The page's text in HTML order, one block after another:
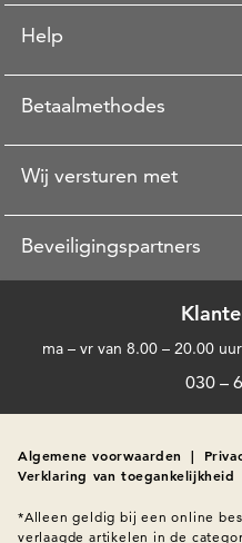
Help
Betaalmethodes
Wij versturen met
Beveiligingspartners
ma – vr van 8.00 – 20.00
030 –
Algemene voorwaarden |
Verklaring van toegankelijkheid
*Alleen geldig bij een online
verlaagde artikelen in de